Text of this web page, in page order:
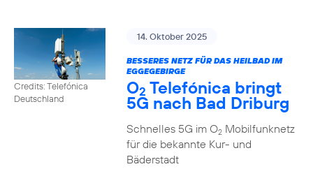
Credits: Telefónica
Deutschland
14. Oktober 2025
BESSERES NETZ FÜR DAS HEILBAD IM
EGGEGEBIRGE
O2 Telefónica bringt
5G nach Bad Driburg
Schnelles 5G im O2Mobilfunknetz
für die bekannte Kur- und
Bäderstadt